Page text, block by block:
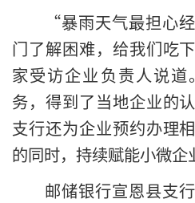
“暴雨天气最担心
门了解困难，给我们吃
家受访企业负责人说
务，得到了当地企业的
支行还为企业预约办理
的同时，持续赋能小微企
邮储银行宣恩县支